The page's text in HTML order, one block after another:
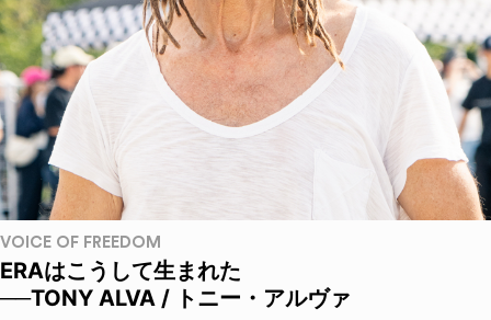
VOICE OF FREEDOM
ERAはこうして生まれた
──TONY ALVA / トニー・アルヴァ